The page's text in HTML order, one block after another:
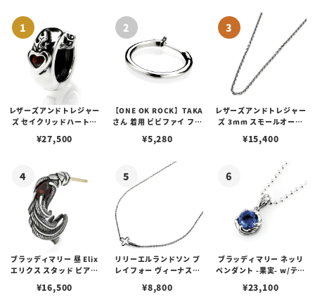
レザーズアンドトレジャー
ズ セイクリッドハートピ
¥27,500
【ONE OK ROCK】TAKA
さん 着用 ビビファイ フー
¥5,280
レザーズアンドトレジャー
ズ 3mm スモールオーバ
ブスタークラスプ＆LTロ
¥15,400
ブラッディマリー 昼 Elix
エリクス スタッド ピアス
¥16,500
リリーエルランドソン プ
レイフォー ヴィーナスチ
¥8,800
ブラッディマリー ネッリ
ペンダント -果実- w/ティ
¥23,100